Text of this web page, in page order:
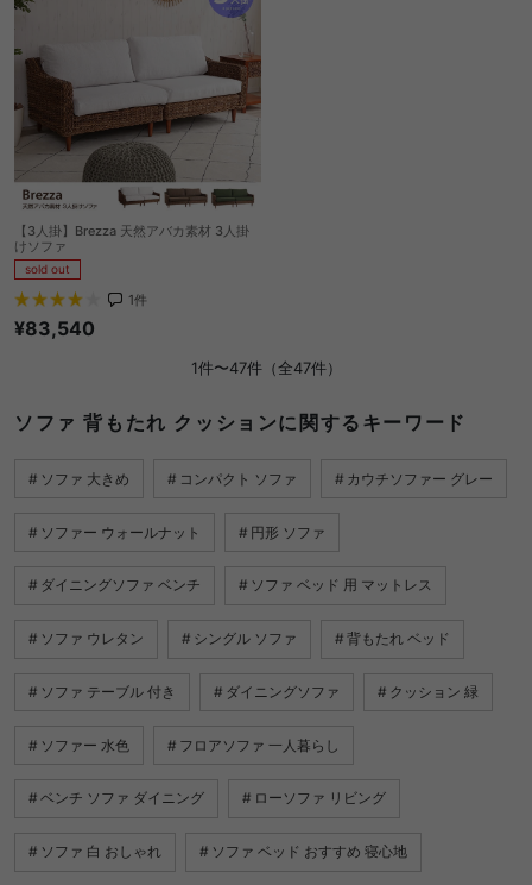
【3人掛】Brezza 天然アバカ素材 3人掛
けソファ
sold out
1件
¥83,540
1件〜47件（全47件）
ソファ 背もたれ クッションに関するキーワード
ソファ 大きめ コンパクト ソファ カウチソファー グレー
ソファー ウォールナット 円形 ソファ
ダイニングソファ ベンチ ソファ ベッド 用 マットレス
ソファ ウレタン シングル ソファ 背もたれ ベッド
ソファ テーブル 付き ダイニングソファ クッション 緑
ソファー 水色 フロアソファ 一人暮らし
ベンチ ソファ ダイニング ローソファ リビング
ソファ 白 おしゃれ ソファ ベッド おすすめ 寝心地